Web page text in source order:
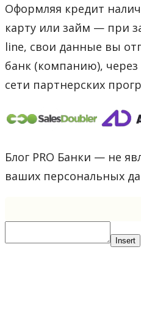
Оформляя кредит
карту или займ — при
line, свои данные вы
банк (компанию),
сети партнерских
Блог PRO Банки — не
ваших персональных
Insert